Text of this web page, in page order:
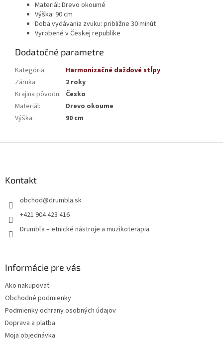
Materiál: Drevo okoumé
Výška: 90 cm
Doba vydávania zvuku: približne 30 minút
Vyrobené v Českej republike
Dodatočné parametre
Kategória:
Harmonizačné dažďové stĺpy
Záruka:
2 roky
Krajina pôvodu: Česko
Materiál:
Drevo okoume
Výška: 90 cm
Kontakt
obchod@drumbla.sk
+421 904 423 416
Drumbľa – etnické nástroje a muzikoterapia
Informácie pre vás
Ako nakupovať
Obchodné podmienky
Podmienky ochrany osobných údajov
Doprava a platba
Moja objednávka